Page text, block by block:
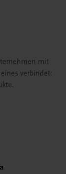
mit
verbindet: